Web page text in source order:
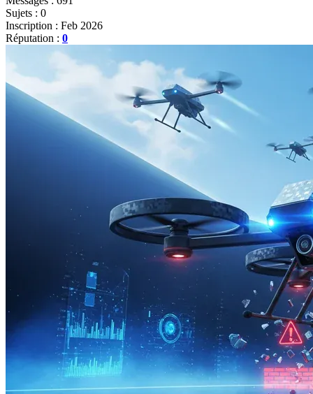
Sujets : 0
Inscription : Feb 2026
Réputation : 0